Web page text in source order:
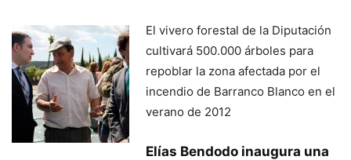
El vivero forestal de la Diputación
cultivará 500.000 árboles para
repoblar la zona afectada por el
incendio de Barranco Blanco en el
verano de 2012
Elías Bendodo inaugura una